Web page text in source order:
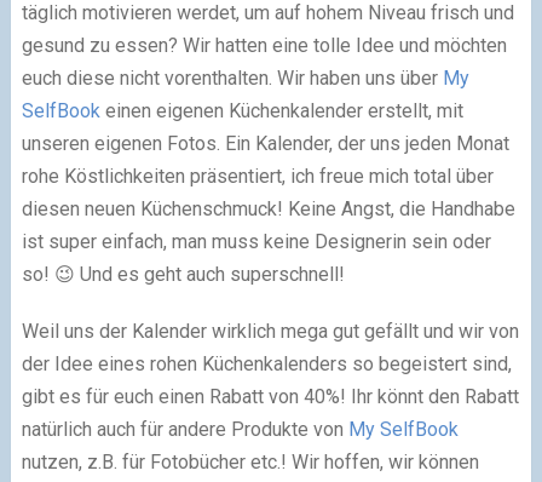
täglich motivieren werdet, um auf hohem Niveau frisch und
gesund zu essen? Wir hatten eine tolle Idee und möchten
euch diese nicht vorenthalten. Wir haben uns über My
SelfBookeinen eigenen Küchenkalender erstellt, mit
unseren eigenen Fotos. Ein Kalender, der uns jeden Monat
rohe Köstlichkeiten präsentiert, ich freue mich total über
diesen neuen Küchenschmuck! Keine Angst, die Handhabe
ist super einfach, man muss keine Designerin sein oder
so! 😉 Und es geht auch superschnell!
Weil uns der Kalender wirklich mega gut gefällt und wir von
der Idee eines rohen Küchenkalenders so begeistert sind,
gibt es für euch einen Rabatt von 40%! Ihr könnt den Rabatt
natürlich auch für andere Produkte von My SelfBook
nutzen, z.B. für Fotobücher etc.! Wir hoffen, wir können